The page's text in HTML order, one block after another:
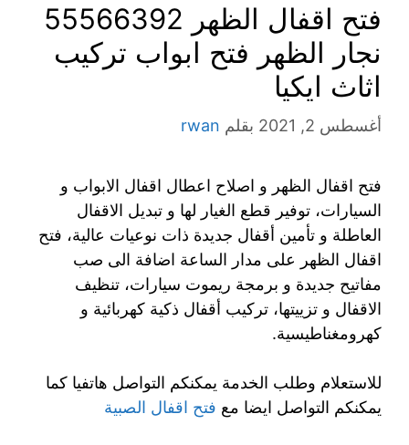
فتح اقفال الظهر 55566392
نجار الظهر فتح ابواب تركيب
اثاث ايكيا
أغسطس 2, 2021 بقلم rwan
فتح اقفال الظهر و اصلاح اعطال اقفال الابواب و
السيارات، توفير قطع الغيار لها و تبديل الاقفال
العاطلة و تأمين أقفال جديدة ذات نوعيات عالية، فتح
اقفال الظهر على مدار الساعة اضافة الى صب
مفاتيح جديدة و برمجة ريموت سيارات، تنظيف
الاقفال و تزييتها، تركيب أقفال ذكية كهربائية و
كهرومغناطيسية.
للاستعلام وطلب الخدمة يمكنكم التواصل هاتفيا كما
يمكنكم التواصل ايضا مع فتح اقفال الصبية